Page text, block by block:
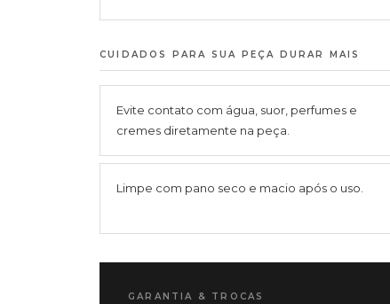
CUIDADOS PARA SUA PEÇA DURAR MAIS
Evite contato com água, suor, perfumes e
cremes diretamente na peça.
Limpe com pano seco e macio após o uso.
GARANTIA & TROCAS